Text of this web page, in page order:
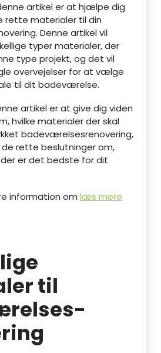
artikel er at hjælpe dig
materialer til din
Denne artikel vil
typer materialer, der
type projekt, og det vil
overvejelser for at vælge
til dit badeværelse.
artikel er at give dig viden
hvilke materialer der skal
badeværelsesrenovering,
rette beslutninger om,
er det bedste for dit
information om læs mere
til